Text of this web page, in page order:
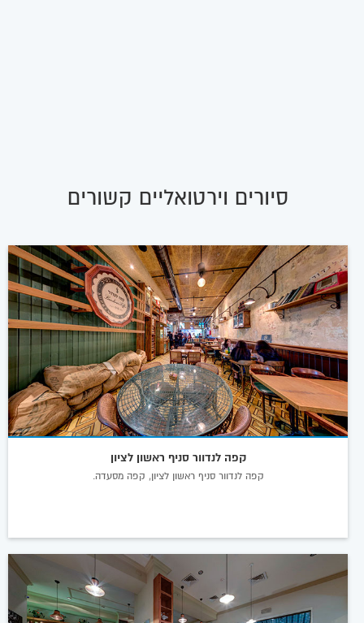
סיורים וירטואליים קשורים
קפה לנדוור סניף ראשון לציון
קפה לנדוור סניף ראשון לציון, קפה מסעדה.